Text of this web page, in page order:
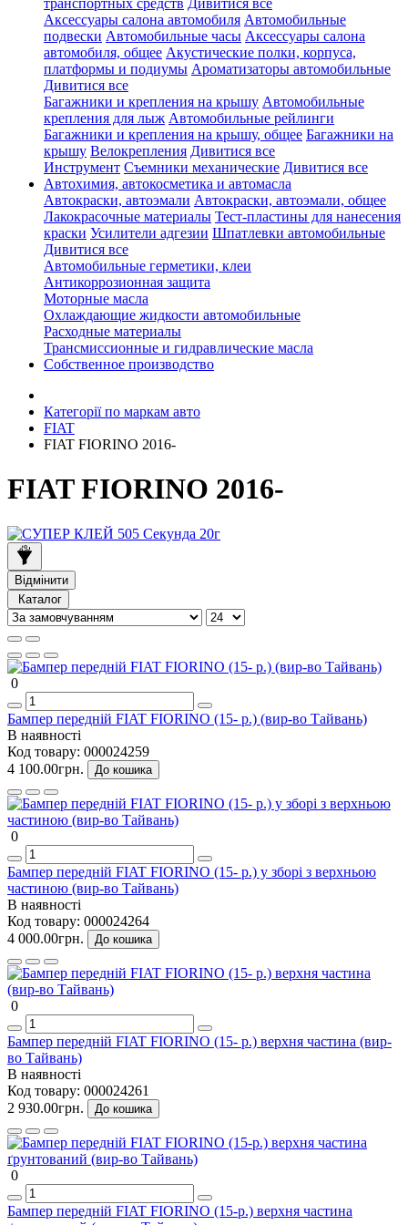
транспортных средств Дивитися все
Аксессуары салона автомобиля Автомобильные
подвески Автомобильные часы Аксессуары салона
автомобиля, общее Акустические полки, корпуса,
платформы и подиумы Ароматизаторы автомобильные
Дивитися все
Багажники и крепления на крышу Автомобильные
крепления для лыж Автомобильные рейлинги
Багажники и крепления на крышу, общее Багажники на
крышу Велокрепления Дивитися все
Инструмент Съемники механические Дивитися все
Автохимия, автокосметика и автомасла
Автокраски, автоэмали Автокраски, автоэмали, общее
Лакокрасочные материалы Тест-пластины для нанесения
краски Усилители адгезии Шпатлевки автомобильные
Дивитися все
Автомобильные герметики, клеи
Антикоррозионная защита
Моторные масла
Охлаждающие жидкости автомобильные
Расходные материалы
Трансмиссионные и гидравлические масла
Собственное производство
Категорії по маркам авто
FIAT
FIAT FIORINO 2016-
FIAT FIORINO 2016-
Відмінити
Каталог
0
Бампер передній FIAT FIORINO (15- р.) (вир-во Тайвань)
В наявності
Код товару: 000024259
4 100.00грн.
До кошика
0
Бампер передній FIAT FIORINO (15- р.) у зборі з верхньою
частиною (вир-во Тайвань)
В наявності
Код товару: 000024264
4 000.00грн.
До кошика
0
Бампер передній FIAT FIORINO (15- р.) верхня частина (вир-
во Тайвань)
В наявності
Код товару: 000024261
2 930.00грн.
До кошика
0
Бампер передній FIAT FIORINO (15-р.) верхня частина